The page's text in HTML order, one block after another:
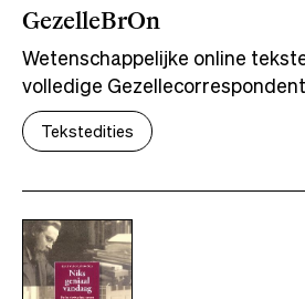
GezelleBrOn
Wetenschappelijke online
volledige
Tekstedities